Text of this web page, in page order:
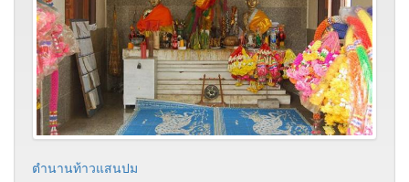
ตำนานท้าวแสนปม